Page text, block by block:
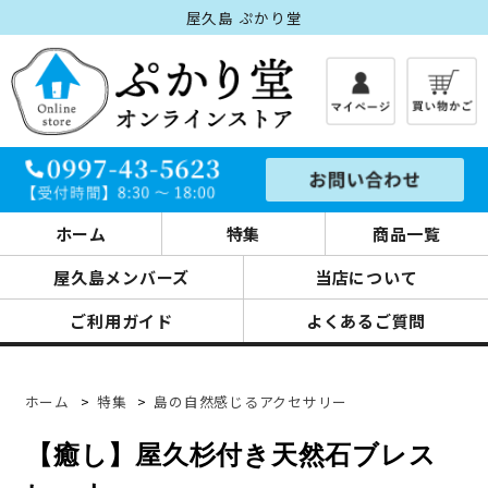
屋久島 ぷかり堂
ホーム 特集
商品一覧
屋久島メンバーズ
当店について
ご利用ガイド
よくあるご質問
ホーム > 特集 > 島の自然感じるアクセサリー
【癒し】屋久杉付き天然石ブレス